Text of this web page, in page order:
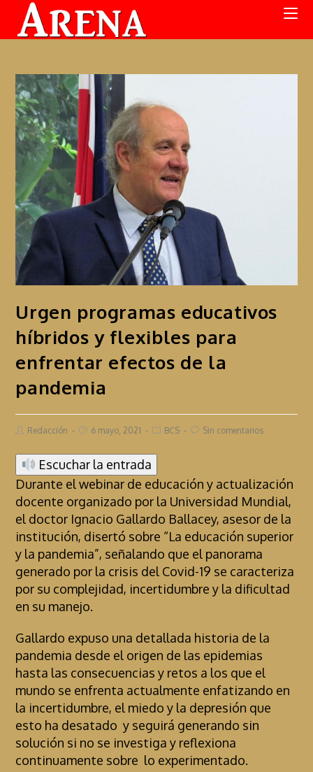
Urgen programas educativos
híbridos y flexibles para
enfrentar efectos de la
pandemia
Redacción 6 mayo, 2021 BCS Sin comentarios
Escuchar la entrada
Durante el webinar de educación y actualización
docente organizado por la Universidad Mundial,
el doctor Ignacio Gallardo Ballacey, asesor de la
institución, disertó sobre “La educación superior
y la pandemia”, señalando que el panorama
generado por la crisis del Covid-19 se caracteriza
por su complejidad, incertidumbre y la dificultad
en su manejo.
Gallardo expuso una detallada historia de la
pandemia desde el origen de las epidemias
hasta las consecuencias y retos a los que el
mundo se enfrenta actualmente enfatizando en
la incertidumbre, el miedo y la depresión que
esto ha desatado y seguirá generando sin
solución si no se investiga y reflexiona
continuamente sobre lo experimentado.